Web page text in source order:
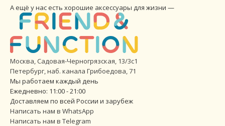
А ещё у нас есть хорошие аксессуары для жизни —
Москва, Садовая-Черногрязская, 13/3с1
Петербург,наб. канала Грибоедова, 71
Мы работаем каждый день
Ежедневно: 11:00 - 21:00
Доставляем по всей России и зарубеж
Написать нам в WhatsApp
Написать нам в Telegram